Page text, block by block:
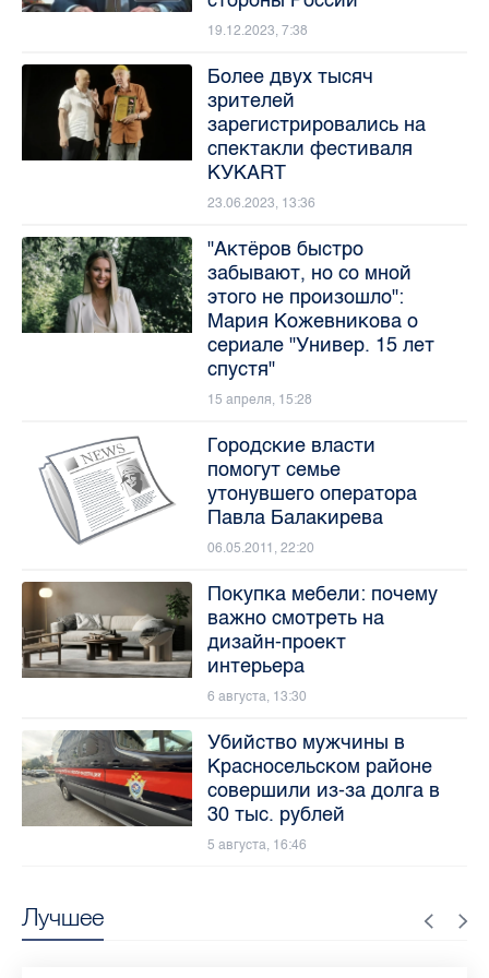
Лучшее
19.12.2023, 7:38
Более двух тысяч
зрителей
зарегистрировались на
спектакли фестиваля
КУКART
23.06.2023, 13:36
"Актёров быстро
забывают, но со мной
этого не произошло":
Мария Кожевникова о
сериале "Универ. 15 лет
спустя"
15 апреля, 15:28
Городские власти
помогут семье
утонувшего оператора
Павла Балакирева
06.05.2011, 22:20
Покупка мебели: почему
важно смотреть на
дизайн-проект
интерьера
6 августа, 13:30
Убийство мужчины в
Красносельском районе
совершили из-за долга в
30 тыс. рублей
5 августа, 16:46